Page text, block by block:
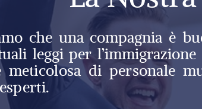
che una compagnia è
leggi per
meticolosa di personale